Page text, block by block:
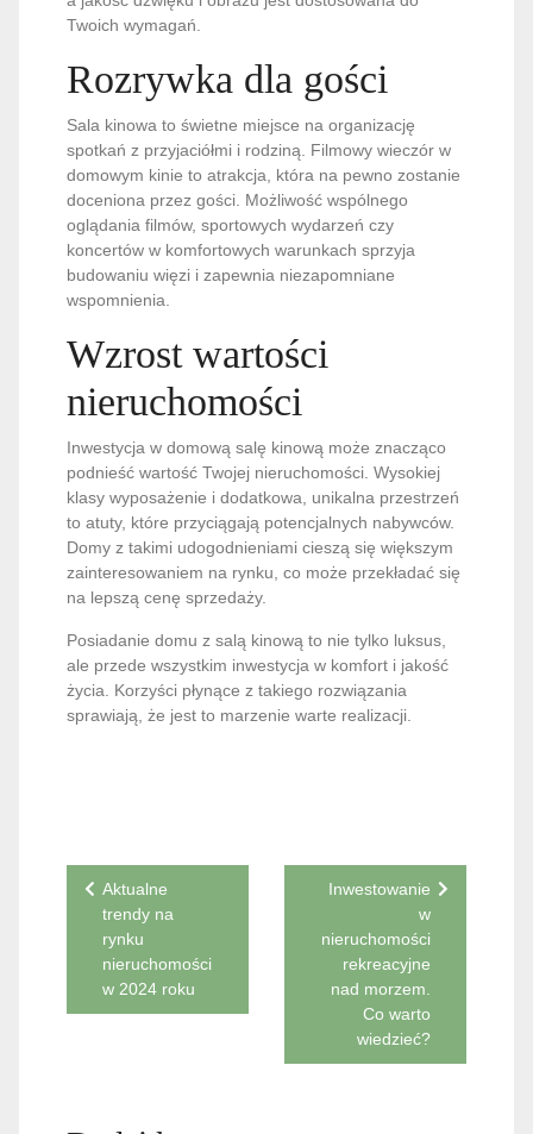
Twoich wymagań.
Rozrywka dla gości
Sala kinowa to świetne miejsce na organizację
spotkań z przyjaciółmi i rodziną. Filmowy wieczór w
domowym kinie to atrakcja, która na pewno zostanie
doceniona przez gości. Możliwość wspólnego
oglądania filmów, sportowych wydarzeń czy
koncertów w komfortowych warunkach sprzyja
budowaniu więzi i zapewnia niezapomniane
wspomnienia.
Wzrost wartości
nieruchomości
Inwestycja w domową salę kinową może znacząco
podnieść wartość Twojej nieruchomości. Wysokiej
klasy wyposażenie i dodatkowa, unikalna przestrzeń
to atuty, które przyciągają potencjalnych nabywców.
Domy z takimi udogodnieniami cieszą się większym
zainteresowaniem na rynku, co może przekładać się
na lepszą cenę sprzedaży.
Posiadanie domu z salą kinową to nie tylko luksus,
ale przede wszystkim inwestycja w komfort i jakość
życia. Korzyści płynące z takiego rozwiązania
sprawiają, że jest to marzenie warte realizacji.
Nawigacja
wpisu
Aktualne
trendy na
rynku
nieruchomości
w 2024 roku
Inwestowanie
w
nieruchomości
rekreacyjne
nad morzem.
Co warto
wiedzieć?